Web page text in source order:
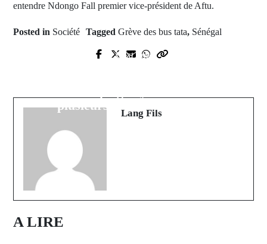
entendre Ndongo Fall premier vice-président de Aftu.
Posted in Société Tagged Grève des bus tata, Sénégal
Prev Post
Next Post
plusieurs morts enregistrés
Lang Fils
A LIRE